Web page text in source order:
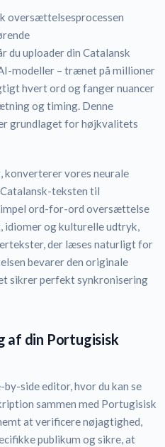
oversættelsesprocessen
du uploader din Catalansk
modeller – trænet på millioner
hvert ord og fanger nuancer
og timing. Denne
grundlaget for højkvalitets
vores neurale
teksten til
ord-for-ord oversættelse
idiomer og kulturelle udtryk,
der læses naturligt for
bevarer den originale
sikrer perfekt synkronisering
af din Portugisisk
side editor, hvor du kan se
sammen med Portugisisk
at verificere nøjagtighed,
publikum og sikre, at